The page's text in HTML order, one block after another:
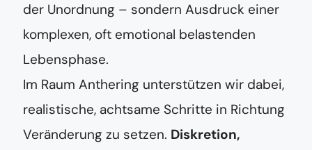
der Unordnung – sondern Ausdruck einer
komplexen, oft emotional belastenden
Lebensphase.
Im Raum Anthering unterstützen wir dabei,
realistische, achtsame Schritte in Richtung
Veränderung zu setzen. Diskretion,